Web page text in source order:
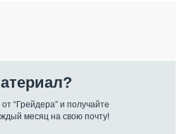
“Грейдера” и получайте
месяц на свою почту!